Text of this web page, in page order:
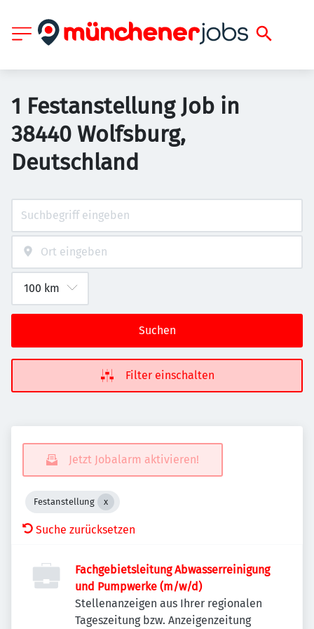
1 Festanstellung Job in
38440 Wolfsburg,
Deutschland
Suchen
Filter einschalten
Jetzt Jobalarm aktivieren!
Festanstellung
Suche zurücksetzen
Fachgebietsleitung Abwasserreinigung
und Pumpwerke (m/w/d)
Stellenanzeigen aus Ihrer regionalen
Tageszeitung bzw. Anzeigenzeitung